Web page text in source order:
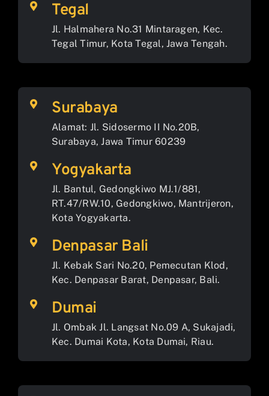
Tegal
Jl. Halmahera No.31 Mintaragen, Kec.
Tegal Timur, Kota Tegal, Jawa Tengah.
Surabaya
Alamat: Jl. Sidosermo II No.20B,
Surabaya, Jawa Timur 60239
Yogyakarta
Jl. Bantul, Gedongkiwo MJ.1/881,
RT.47/RW.10, Gedongkiwo, Mantrijeron,
Kota Yogyakarta.
Denpasar Bali
Jl. Kebak Sari No.20, Pemecutan Klod,
Kec. Denpasar Barat, Denpasar, Bali.
Dumai
Jl. Ombak Jl. Langsat No.09 A, Sukajadi,
Kec. Dumai Kota, Kota Dumai, Riau.